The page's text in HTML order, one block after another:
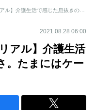
【64歳オバ記者 介護のリアル】介護生活で感じた息抜きの大切さ。たまにはケーキ、かき氷も
2021.08.28 06:00
アル】介護生活
。たまにはケー